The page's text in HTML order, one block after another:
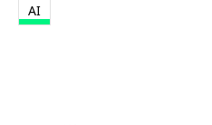
AI